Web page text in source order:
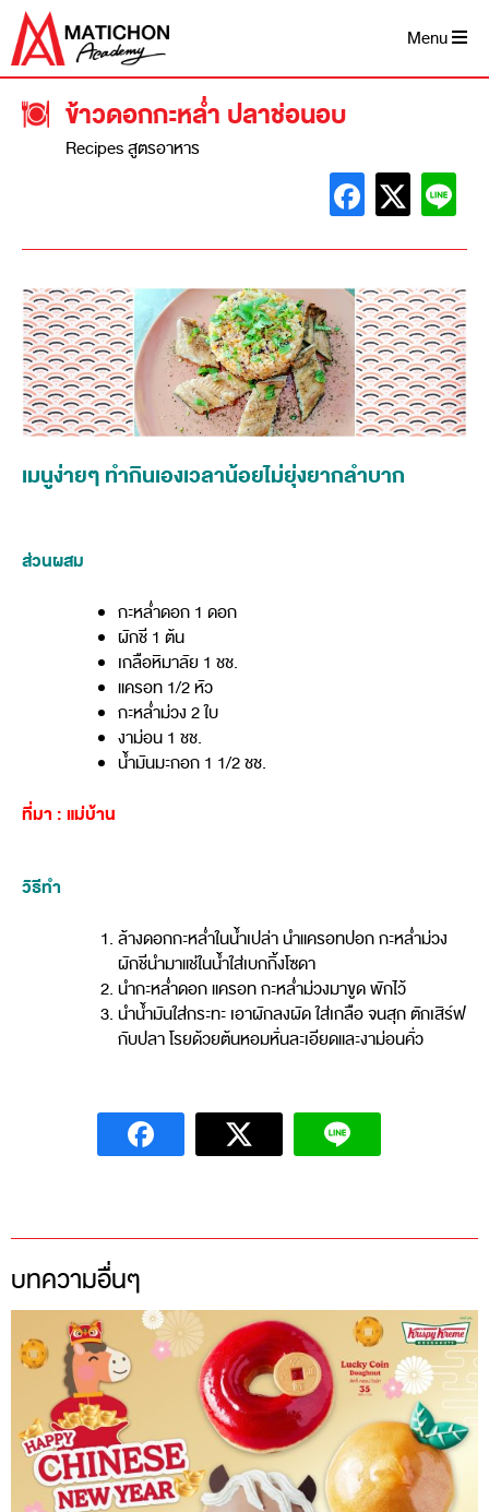
Menu
ข้าวดอกกะหล่ำ ปลาช่อนอบ
Recipes สูตรอาหาร
เมนูง่ายๆ ทำกินเองเวลาน้อยไม่ยุ่งยากลำบาก
ส่วนผสม
กะหล่ำดอก 1 ดอก
ผักชี 1 ต้น
เกลือหิมาลัย 1 ชช.
แครอท 1/2 หัว
กะหล่ำม่วง 2 ใบ
งาม่อน 1 ชช.
น้ำมันมะกอก 1 1/2 ชช.
ที่มา : แม่บ้าน
วิธีทำ
ล้างดอกกะหล่ำในน้ำเปล่า นำแครอทปอก กะหล่ำม่วง
ผักชีนำมาแช่ในน้ำใส่เบกกิ้งโซดา
นำกะหล่ำดอก แครอท กะหล่ำม่วงมาขูด พักไว้
นำน้ำมันใส่กระทะ เอาผักลงผัด ใส่เกลือ จนสุก ตักเสิร์ฟ
กับปลา โรยด้วยต้นหอมหั่นละเอียดและงาม่อนคั่ว
บทความอื่นๆ